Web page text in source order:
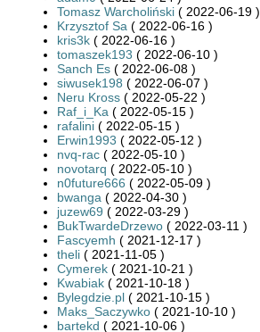
Tomasz Warcholiński ( 2022-06-19 )
Krzysztof Sa ( 2022-06-16 )
kris3k ( 2022-06-16 )
tomaszek193 ( 2022-06-10 )
Sanch Es ( 2022-06-08 )
siwusek198 ( 2022-06-07 )
Neru Kross ( 2022-05-22 )
Raf_i_Ka ( 2022-05-15 )
rafalini ( 2022-05-15 )
Erwin1993 ( 2022-05-12 )
nvq-rac ( 2022-05-10 )
novotarq ( 2022-05-10 )
n0future666 ( 2022-05-09 )
bwanga ( 2022-04-30 )
juzew69 ( 2022-03-29 )
BukTwardeDrzewo ( 2022-03-11 )
Fascyemh ( 2021-12-17 )
theli ( 2021-11-05 )
Cymerek ( 2021-10-21 )
Kwabiak ( 2021-10-18 )
Bylegdzie.pl ( 2021-10-15 )
Maks_Saczywko ( 2021-10-10 )
bartekd ( 2021-10-06 )